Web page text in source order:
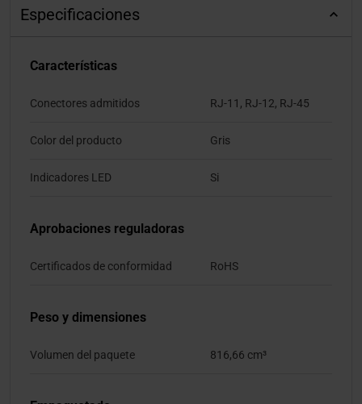
Especificaciones
Características
Conectores admitidos RJ-11, RJ-12, RJ-45
Color del producto Gris
Indicadores LED Si
Aprobaciones reguladoras
Certificados de conformidad RoHS
Peso y dimensiones
Volumen del paquete 816,66 cm³